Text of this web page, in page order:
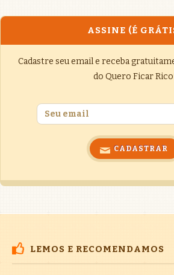
ASSINE (É
Cadastre seu email e receba
do Quero Ficar
LEMOS E RECOMENDAMOS